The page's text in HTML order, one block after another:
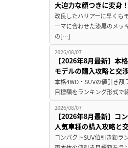
大迫力な顔つきに変身
改良したハリアーに早くも
ーマに合わせた漆黒のメッ
の[…]
2026/08/07
【2026年8月最新】本
モデルの購入攻略と交
本格4WD・SUVの値引き
目標額をランキング形式
2026/08/07
【2026年8月最新】コ
人気車種の購入攻略と
コンパクトSUV値引き額ラ